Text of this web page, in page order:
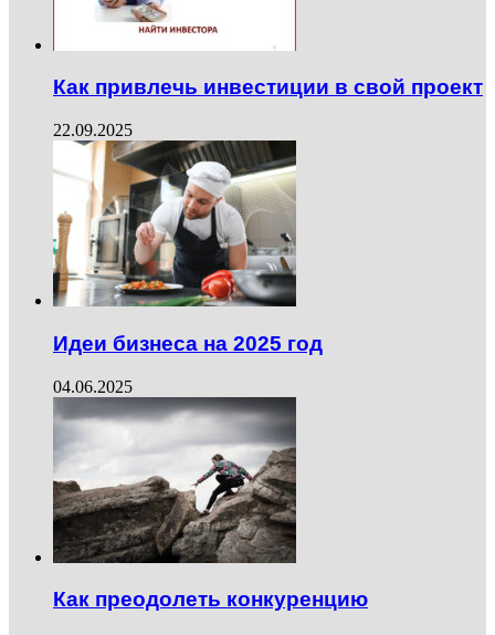
Как привлечь инвестиции в свой проект
22.09.2025
Идеи бизнеса на 2025 год
04.06.2025
Как преодолеть конкуренцию